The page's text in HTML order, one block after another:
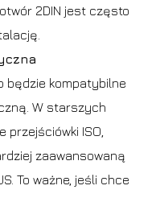
2DIN jest często
będzie kompatybilne
W starszych
ISO,
zaawansowaną
To ważne, jeśli chce